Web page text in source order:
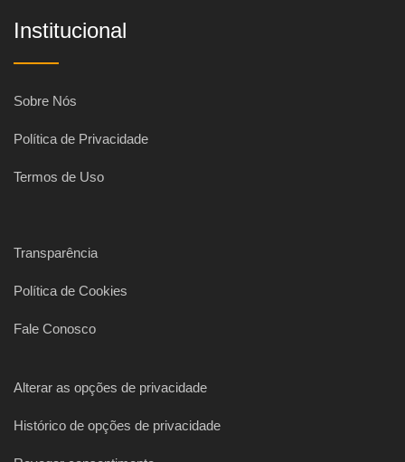
Institucional
Sobre Nós
Política de Privacidade
Termos de Uso
Transparência
Política de Cookies
Fale Conosco
Alterar as opções de privacidade
Histórico de opções de privacidade